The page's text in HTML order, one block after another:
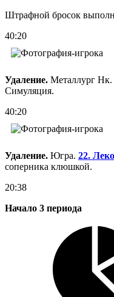
Штрафной бросок
40:20
Удаление. Металлург Нк.
Симуляция.
40:20
Удаление. Югра. 22.
соперника клюшкой.
20:38
Начало 3 периода